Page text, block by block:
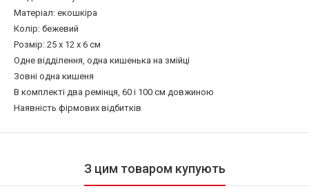
Матеріал: екошкіра
Колір: бежевий
Розмір: 25 х 12 х 6 см
Одне відділення, одна кишенька на змійці
Зовні одна кишеня
В комплекті два ремінця, 60 і 100 см довжиною
Наявність фірмових відбитків
З цим товаром купують